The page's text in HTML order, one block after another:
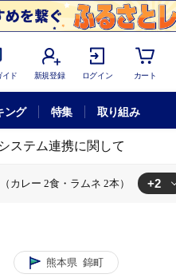
イド 新規登録 ログイン カート
ング 特集 取り組み
ステム連携に関して
カレー 2食・ラムネ 2本） +2
熊本県 錦町